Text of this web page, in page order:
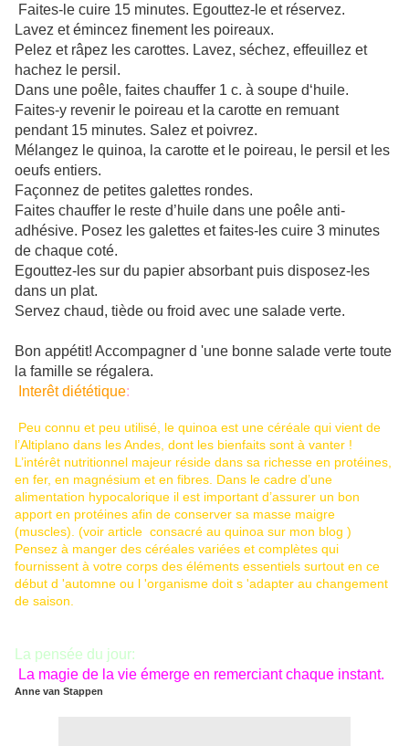
Faites-le cuire 15 minutes. Egouttez-le et réservez.
Lavez et émincez finement les poireaux.
Pelez et râpez les carottes. Lavez, séchez, effeuillez et
hachez le persil.
Dans une poêle, faites chauffer 1 c. à soupe d‘huile.
Faites-y revenir le poireau et la carotte en remuant
pendant 15 minutes. Salez et poivrez.
Mélangez le quinoa, la carotte et le poireau, le persil et les
oeufs entiers.
Façonnez de petites galettes rondes.
Faites chauffer le reste d’huile dans une poêle anti-
adhésive. Posez les galettes et faites-les cuire 3 minutes
de chaque coté.
Egouttez-les sur du papier absorbant puis disposez-les
dans un plat.
Servez chaud, tiède ou froid avec une salade verte.
Bon appétit! Accompagner d 'une bonne salade verte toute
la famille se régalera.
Interêt diététique:
Peu connu et peu utilisé, le quinoa est une céréale qui vient de
l’Altiplano dans les Andes, dont les bienfaits sont à vanter !
L’intérêt nutritionnel majeur réside dans sa richesse en protéines,
en fer, en magnésium et en fibres. Dans le cadre d’une
alimentation hypocalorique il est important d’assurer un bon
apport en protéines afin de conserver sa masse maigre
(muscles). (voir article consacré au quinoa sur mon blog )
Pensez à manger des céréales variées et complètes qui
fournissent à votre corps des éléments essentiels surtout en ce
début d 'automne ou l 'organisme doit s 'adapter au changement
de saison.
La pensée du jour:
La magie de la vie émerge en remerciant chaque instant.
Anne van Stappen